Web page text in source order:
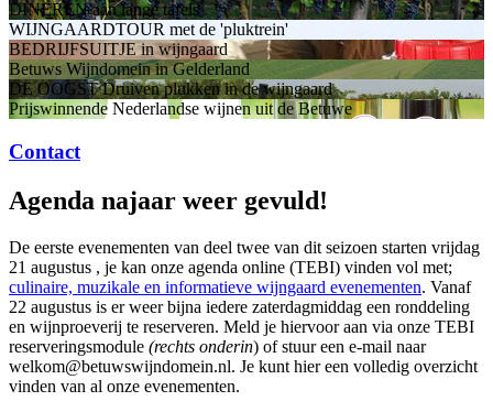
DINEREN aan lange tafels
WIJNGAARDTOUR met de 'pluktrein'
BEDRIJFSUITJE in wijngaard
Betuws Wijndomein in Gelderland
DE OOGST Druiven plukken in de wijngaard
Prijswinnende Nederlandse wijnen uit de Betuwe
Contact
Agenda najaar weer gevuld!
De eerste evenementen van deel twee van dit seizoen starten vrijdag
21 augustus , je kan onze agenda online (TEBI) vinden vol met;
culinaire, muzikale en informatieve wijngaard evenementen. Vanaf
22 augustus is er weer bijna iedere zaterdagmiddag een ronddeling
en wijnproeverij te reserveren. Meld je hiervoor aan via onze TEBI
reserveringsmodule (rechts onderin) of stuur een e-mail naar
welkom@betuwswijndomein.nl. Je kunt hier een volledig overzicht
vinden van al onze evenementen.